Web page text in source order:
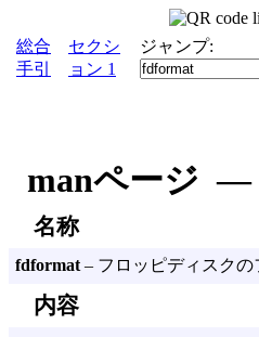
総合
手引
セクシ
ョン 1
ジャンプ:
manページ —
名称
fdformat – フロッピディスクの
内容